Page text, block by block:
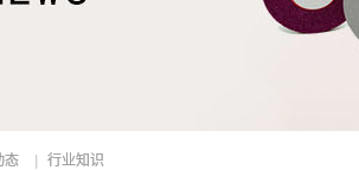
态 行业知识